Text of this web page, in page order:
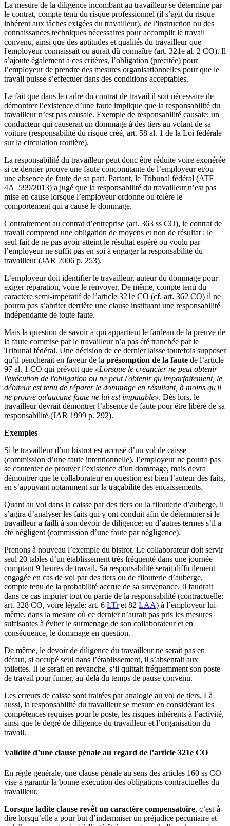
La mesure de la diligence incombant au travailleur se détermine par
le contrat, compte tenu du risque professionnel (il s’agit du risque
inhérent aux tâches exigées du travailleur), de l'instruction ou des
connaissances techniques nécessaires pour accomplir le travail
convenu, ainsi que des aptitudes et qualités du travailleur que
l'employeur connaissait ou aurait dû connaître (art. 321e al. 2 CO). Il
s’ajoute également à ces critères, l’obligation (précitée) pour
l’employeur de prendre des mesures organisationnelles pour que le
travail puisse s’effectuer dans des conditions acceptables.
Le fait que dans le cadre du contrat de travail il soit nécessaire de
démontrer l’existence d’une faute implique que la responsabilité du
travailleur n’est pas causale. Exemple de responsabilité causale: un
conducteur qui causerait un dommage à des tiers au volant de sa
voiture (responsabilité du risque créé, art. 58 al. 1 de la Loi fédérale
sur la circulation routière).
La responsabilité du travailleur peut donc être réduite voire exonérée
si ce dernier prouve une faute concomitante de l’employeur et/ou
une absence de faute de sa part. Partant, le Tribunal fédéral (ATF
4A_599/2013) a jugé que la responsabilité du travailleur n’est pas
mise en cause lorsque l’employeur ordonne ou tolère le
comportement qui a causé le dommage.
Contrairement au contrat d’entreprise (art. 363 ss CO), le contrat de
travail comprend une obligation de moyens et non de résultat : le
seul fait de ne pas avoir atteint le résultat espéré ou voulu par
l’employeur ne suffit pas en soi à engager la responsabilité du
travailleur (JAR 2006 p. 253).
L’employeur doit identifier le travailleur, auteur du dommage pour
exiger réparation, voire le renvoyer. De même, compte tenu du
caractère semi-impératif de l’article 321e CO (cf. art. 362 CO) il ne
pourra pas s’abriter derrière une clause instituant une responsabilité
indépendante de toute faute.
Mais la question de savoir à qui appartient le fardeau de la preuve de
la faute commise par le travailleur n’a pas été tranchée par le
Tribunal fédéral. Une décision de ce dernier laisse toutefois supposer
qu’il pencherait en faveur de la présomption de la faute de l’article
97 al. 1 CO qui prévoit que «Lorsque le créancier ne peut obtenir
l'exécution de l'obligation ou ne peut l'obtenir qu'imparfaitement, le
débiteur est tenu de réparer le dommage en résultant, à moins qu'il
ne prouve qu'aucune faute ne lui est imputable». Dès lors, le
travailleur devrait démontrer l’absence de faute pour être libéré de sa
responsabilité (JAR 1999 p. 292).
Exemples
Si le travailleur d’un bistrot est accusé d’un vol de caisse
(commission d’une faute intentionnelle), l’employeur ne pourra pas
se contenter de prouver l’existence d’un dommage, mais devra
démontrer que le collaborateur en question est bien l’auteur des faits,
en s’appuyant notamment sur la traçabilité des encaissements.
Quant au vol dans la caisse par des tiers ou la filouterie d’auberge, il
s’agira d’analyser les faits qui y ont conduit afin de déterminer si le
travailleur a failli à son devoir de diligence; en d’autres termes s’il a
été négligent (commission d’une faute par négligence).
Prenons à nouveau l’exemple du bistrot. Le collaborateur doit servir
seul 20 tables d’un établissement très fréquenté dans une journée
comptant 9 heures de travail. Sa responsabilité serait difficilement
engagée en cas de vol par des tiers ou de filouterie d’auberge,
compte tenu de la probabilité accrue de sa survenance. Il faudrait
dans ce cas imputer tout ou partie de la responsabilité (contractuelle:
art. 328 CO, voire légale: art. 6 LTret 82 LAA) à l’employeur lui-
même, dans la mesure où ce dernier n’aurait pas pris les mesures
suffisantes à éviter le surmenage de son collaborateur et en
conséquence, le dommage en question.
De même, le devoir de diligence du travailleur ne serait pas en
défaut, si occupé seul dans l’établissement, il s’absentait aux
toilettes. Il le serait en revanche, s‘il quittait fréquemment son poste
de travail pour fumer, au-delà du temps de pause convenu.
Les erreurs de caisse sont traitées par analogie au vol de tiers. Là
aussi, la responsabilité du travailleur se mesure en considérant les
compétences requises pour le poste, les risques inhérents à l’activité,
ainsi que le degré de diligence du travailleur et l’organisation du
travail.
Validité d’une clause pénale au regard de l’article 321e CO
En règle générale, une clause pénale au sens des articles 160 ss CO
vise à garantir la bonne exécution des obligations contractuelles du
travailleur.
Lorsque ladite clause revêt un caractère compensatoire, c’est-à-
dire lorsqu’elle a pour but d’indemniser un préjudice pécuniaire et